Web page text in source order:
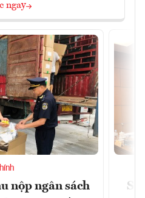
ngay
nộp ngân sách